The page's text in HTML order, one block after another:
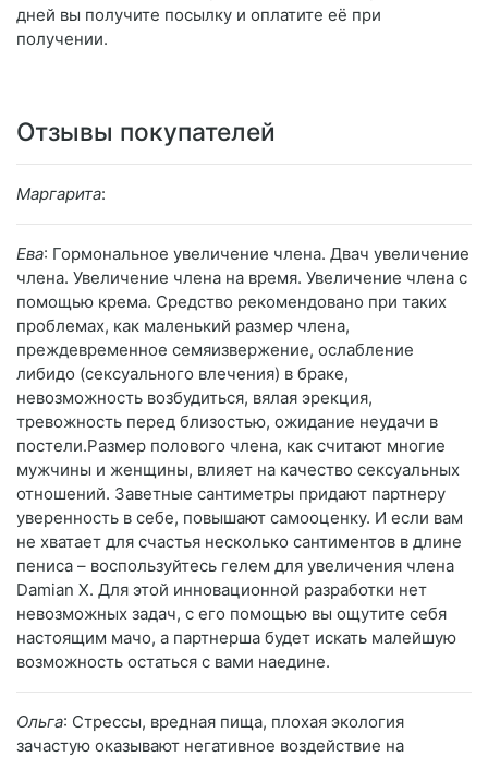
дней вы получите посылку и оплатите её при
получении.
Отзывы покупателей
Маргарита:
Ева: Гормональное увеличение члена. Двач увеличение
члена. Увеличение члена на время. Увеличение члена с
помощью крема. Средство рекомендовано при таких
проблемах, как маленький размер члена,
преждевременное семяизвержение, ослабление
либидо (сексуального влечения) в браке,
невозможность возбудиться, вялая эрекция,
тревожность перед близостью, ожидание неудачи в
постели.Размер полового члена, как считают многие
мужчины и женщины, влияет на качество сексуальных
отношений. Заветные сантиметры придают партнеру
уверенность в себе, повышают самооценку. И если вам
не хватает для счастья несколько сантиментов в длине
пениса – воспользуйтесь гелем для увеличения члена
Damian X. Для этой инновационной разработки нет
невозможных задач, с его помощью вы ощутите себя
настоящим мачо, а партнерша будет искать малейшую
возможность остаться с вами наедине.
Ольга: Стрессы, вредная пища, плохая экология
зачастую оказывают негативное воздействие на